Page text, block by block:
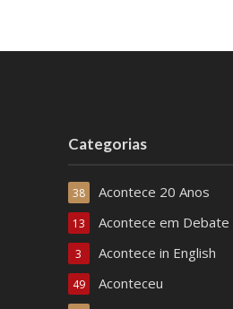
Categorias
Acontece 20 Anos
38
Acontece em Debate
13
Acontece in English
3
Aconteceu
49